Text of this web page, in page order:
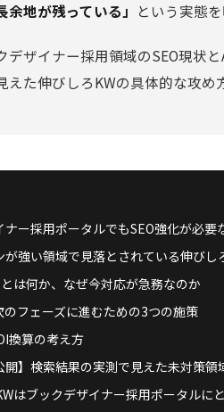
地が残っている」 という実態
デザイナー採用領域のSEO現状
えた伸びしろKWの具体的な攻め
ナー採用ポータルでもSEO強化が必要
が強い領域で見落とされている伸びし
は何か、なぜ今対応が急務なのか
のフェーズに進むための3つの施策
換算の考え方
開】検索結果の実測で見えた未対策領
はブックデザイナー採用ポータルに